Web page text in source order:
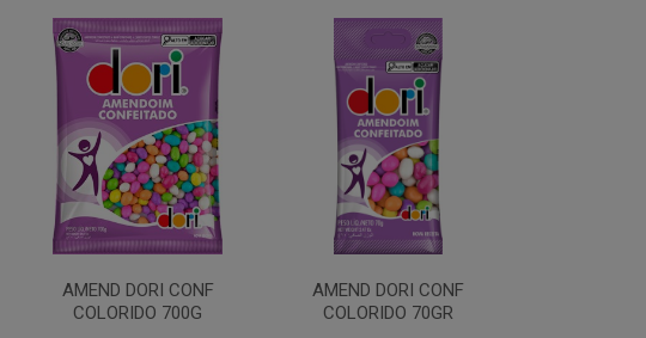
AMEND DORI CONF
COLORIDO 700G
AMEND DORI CONF
COLORIDO 70GR